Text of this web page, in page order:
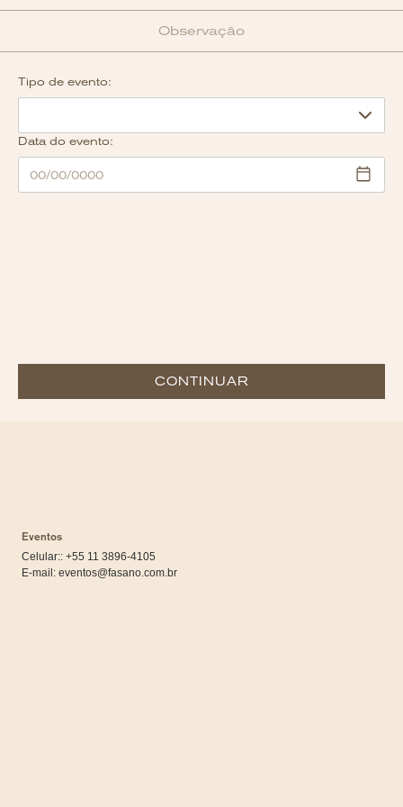
Observação
Tipo de evento:
Data do evento:
CONTINUAR
Eventos
Celular:: +55 11 3896-4105
E-mail: eventos@fasano.com.br